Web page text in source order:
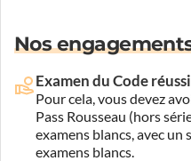
Nos
Examen du Code
Pour cela, vous devez
Pass Rousseau (hors
examens blancs, avec
examens blancs.